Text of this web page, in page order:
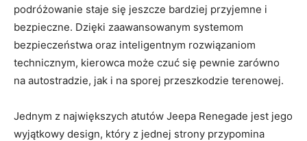
podróżowanie staje się jeszcze ⁣bardziej przyjemne⁤ i
bezpieczne. Dzięki zaawansowanym‍ systemom
bezpieczeństwa oraz inteligentnym ​rozwiązaniom
technicznym, kierowca może czuć się pewnie zarówno
na autostradzie, ‍jak i na‌ sporej przeszkodzie terenowej.
Jednym z⁢ największych atutów Jeepa Renegade jest jego
wyjątkowy design, który z jednej strony ​przypomina